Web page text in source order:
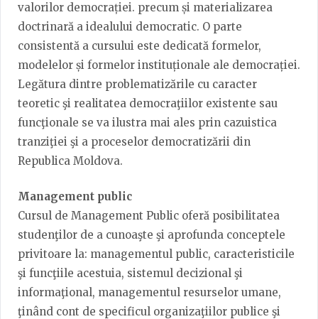
valorilor democrației. precum și materializarea
doctrinară a idealului democratic. O parte
consistentă a cursului este dedicată formelor,
modelelor și formelor instituționale ale democrației.
Legătura dintre problematizările cu caracter
teoretic şi realitatea democraţiilor existente sau
funcţionale se va ilustra mai ales prin cazuistica
tranziţiei şi a proceselor democratizării din
Republica Moldova.
Management public
Cursul de Management Public oferă posibilitatea
studenţilor de a cunoaşte şi aprofunda conceptele
privitoare la: managementul public, caracteristicile
şi funcţiile acestuia, sistemul decizional şi
informaţional, managementul resurselor umane,
ţinând cont de specificul organizaţiilor publice şi